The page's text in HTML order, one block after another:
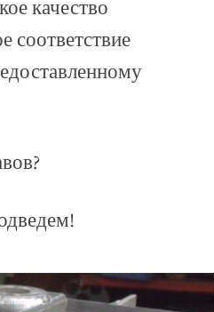
качество
соответствие